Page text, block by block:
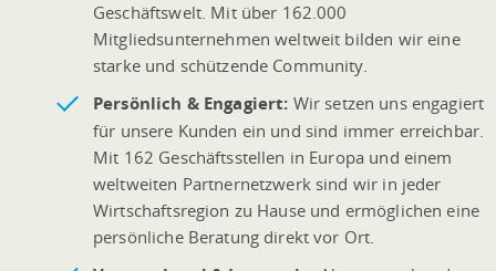
Geschäftswelt. Mit über 162.000
Mitgliedsunternehmen weltweit bilden wir eine
starke und schützende Community.
Persönlich & Engagiert: Wir setzen uns engagiert
für unsere Kunden ein und sind immer erreichbar.
Mit 162 Geschäftsstellen in Europa und einem
weltweiten Partnernetzwerk sind wir in jeder
Wirtschaftsregion zu Hause und ermöglichen eine
persönliche Beratung direkt vor Ort.